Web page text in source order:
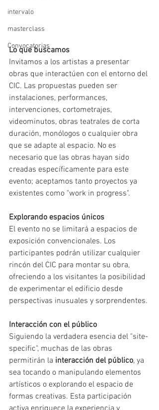
intervalo
masterclass
Convocatorias
Lo que buscamos
Invitamos a los artistas a presentar
obras que interactúen con el entorno del
CIC. Las propuestas pueden ser
instalaciones, performances,
intervenciones, cortometrajes,
videominutos, obras teatrales de corta
duración, monólogos o cualquier obra
que se adapte al espacio. No es
necesario que las obras hayan sido
creadas específicamente para este
evento; aceptamos tanto proyectos ya
existentes como "work in progress".
Explorando espacios únicos
El evento no se limitará a espacios de
exposición convencionales. Los
participantes podrán utilizar cualquier
rincón del CIC para montar su obra,
ofreciendo a los visitantes la posibilidad
de experimentar el edificio desde
perspectivas inusuales y sorprendentes.
Interacción con el público
Siguiendo la verdadera esencia del "site-
specific", muchas de las obras
permitirán la interacción del público, ya
sea tocando o manipulando elementos
artísticos o explorando el espacio de
formas creativas. Esta participación